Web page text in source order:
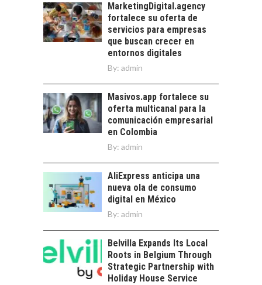
estratégica de los
recursos humanos en
las empresas…
MarketingDigital.agency
fortalece su oferta de
servicios para empresas
que buscan crecer en
entornos digitales
By: admin
Masivos.app fortalece su
oferta multicanal para la
comunicación empresarial
en Colombia
By: admin
AliExpress anticipa una
nueva ola de consumo
digital en México
By: admin
Belvilla Expands Its Local
Roots in Belgium Through
Strategic Partnership with
Holiday House Service